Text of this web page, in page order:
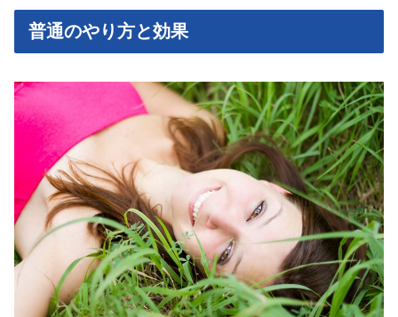
普通のやり方と効果